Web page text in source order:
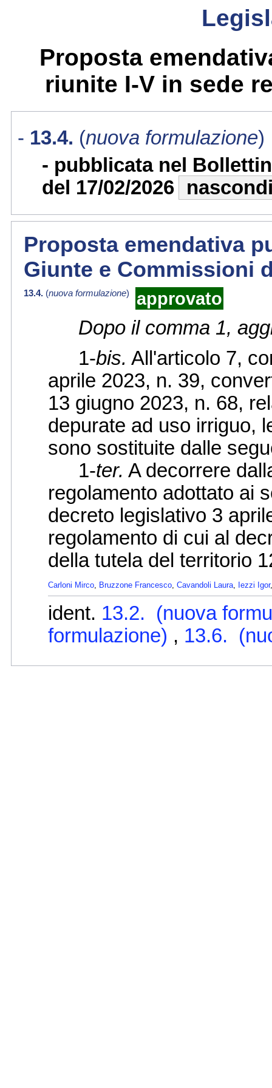
Proposta
riunite I-V in sede
13.4. (nuova formulazione)
pubblicata nel
del 17/02/2026
Proposta emendativa
Giunte e Commissioni
13.4. (nuova formulazione) approvato
Dopo il comma 1,
1-bis. All'articolo 7,
aprile 2023, n. 39,
13 giugno 2023, n. 68,
depurate ad uso irriguo,
sono sostituite dalle
1-ter. A decorrere
regolamento adottato ai
decreto legislativo 3
regolamento di cui al
della tutela del territorio
Carloni Mirco Bruzzone Francesco Cavandoli Laura Iezzi Igor
ident. 13.2. (nuova
formulazione) , 13.6.